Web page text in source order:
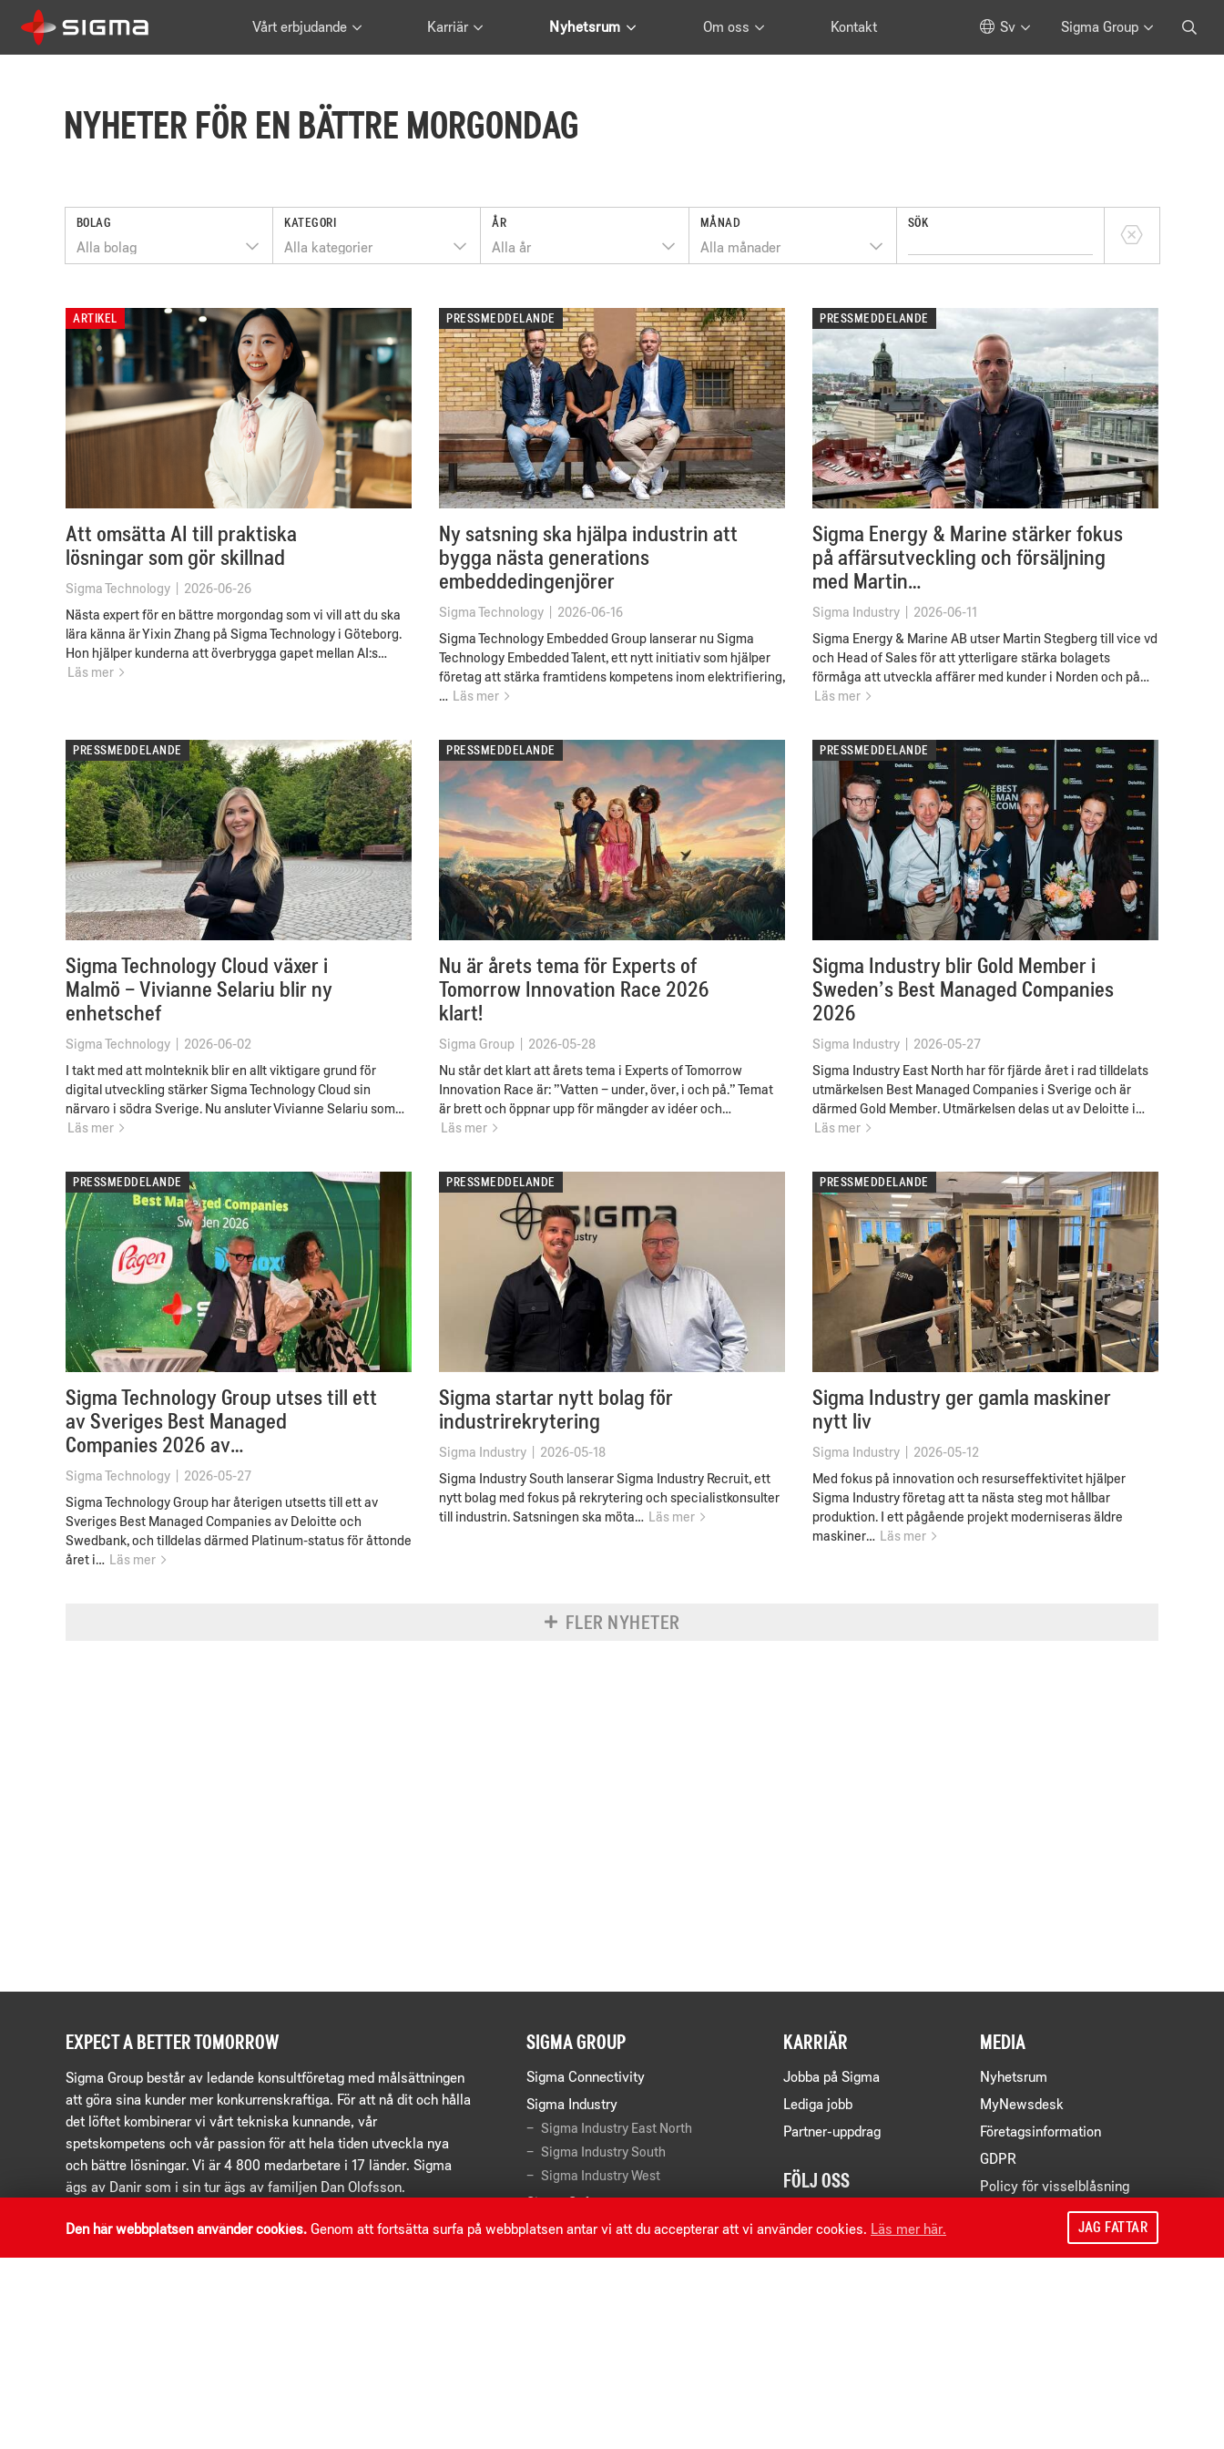
Vårt erbjudande Karriär Nyhetsrum Om oss Kontakt Sv Sigma Group
NYHETER FÖR EN BÄTTRE MORGONDAG
BOLAG
Alla bolag
KATEGORI
Alla kategorier
ÅR
Alla år
MÅNAD
Alla månader
SÖK
ARTIKEL
Att omsätta AI till praktiska
lösningar som gör skillnad
Sigma Technology | 2026-06-26
Nästa expert för en bättre morgondag som vi vill att du ska
lära känna är Yixin Zhang på Sigma Technology i Göteborg.
Hon hjälper kunderna att överbrygga gapet mellan AI:s…
Läs mer
PRESSMEDDELANDE
Ny satsning ska hjälpa industrin att
bygga nästa generations
embeddedingenjörer
Sigma Technology | 2026-06-16
Sigma Technology Embedded Group lanserar nu Sigma
Technology Embedded Talent, ett nytt initiativ som hjälper
företag att stärka framtidens kompetens inom elektrifiering,
… Läs mer
PRESSMEDDELANDE
Sigma Energy & Marine stärker fokus
på affärsutveckling och försäljning
med Martin…
Sigma Industry | 2026-06-11
Sigma Energy & Marine AB utser Martin Stegberg till vice vd
och Head of Sales för att ytterligare stärka bolagets
förmåga att utveckla affärer med kunder i Norden och på…
Läs mer
PRESSMEDDELANDE
Sigma Technology Cloud växer i
Malmö – Vivianne Selariu blir ny
enhetschef
Sigma Technology | 2026-06-02
I takt med att molnteknik blir en allt viktigare grund för
digital utveckling stärker Sigma Technology Cloud sin
närvaro i södra Sverige. Nu ansluter Vivianne Selariu som…
Läs mer
PRESSMEDDELANDE
Nu är årets tema för Experts of
Tomorrow Innovation Race 2026
klart!
Sigma Group | 2026-05-28
Nu står det klart att årets tema i Experts of Tomorrow
Innovation Race är: ”Vatten – under, över, i och på.” Temat
är brett och öppnar upp för mängder av idéer och…
Läs mer
PRESSMEDDELANDE
Sigma Industry blir Gold Member i
Sweden’s Best Managed Companies
2026
Sigma Industry | 2026-05-27
Sigma Industry East North har för fjärde året i rad tilldelats
utmärkelsen Best Managed Companies i Sverige och är
därmed Gold Member. Utmärkelsen delas ut av Deloitte i…
Läs mer
PRESSMEDDELANDE
Sigma Technology Group utses till ett
av Sveriges Best Managed
Companies 2026 av…
Sigma Technology | 2026-05-27
Sigma Technology Group har återigen utsetts till ett av
Sveriges Best Managed Companies av Deloitte och
Swedbank, och tilldelas därmed Platinum-status för åttonde
året i… Läs mer
PRESSMEDDELANDE
Sigma startar nytt bolag för
industrirekrytering
Sigma Industry | 2026-05-18
Sigma Industry South lanserar Sigma Industry Recruit, ett
nytt bolag med fokus på rekrytering och specialistkonsulter
till industrin. Satsningen ska möta… Läs mer
PRESSMEDDELANDE
Sigma Industry ger gamla maskiner
nytt liv
Sigma Industry | 2026-05-12
Med fokus på innovation och resurseffektivitet hjälper
Sigma Industry företag att ta nästa steg mot hållbar
produktion. I ett pågående projekt moderniseras äldre
maskiner… Läs mer
FLER NYHETER
EXPECT A BETTER TOMORROW
Sigma Group består av ledande konsultföretag med målsättningen
att göra sina kunder mer konkurrenskraftiga. För att nå dit och hålla
det löftet kombinerar vi vårt tekniska kunnande, vår
spetskompetens och vår passion för att hela tiden utveckla nya
och bättre lösningar. Vi är 4 800 medarbetare i 17 länder. Sigma
ägs av Danir som i sin tur ägs av familjen Dan Olofsson.
SIGMA GROUP
Sigma Connectivity
Sigma Industry
Sigma Industry East North
Sigma Industry South
Sigma Industry West
Sigma Software
Sigma Technology
Danir AB (ägare)
KARRIÄR
Jobba på Sigma
Lediga jobb
Partner-uppdrag
FÖLJ OSS
MEDIA
Nyhetsrum
MyNewsdesk
Företagsinformation
GDPR
Policy för visselblåsning
Den här webbplatsen använder cookies. Genom att fortsätta surfa på webbplatsen antar vi att du accepterar att vi använder cookies. Läs mer här. JAG FATTAR